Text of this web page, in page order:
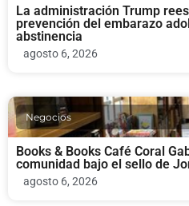
La administración Trump
prevención del embarazo
abstinencia
agosto 6, 2026
Negocios
Books & Books Café Coral
comunidad bajo el sello de
agosto 6, 2026